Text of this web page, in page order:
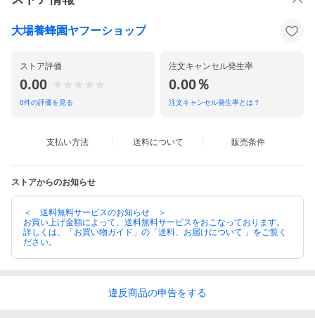
大場養蜂園ヤフーショップ
ストア評価
0.00
0件の評価を見る
注文キャンセル発生率
0.00％
注文キャンセル発生率とは？
支払い方法 送料について 販売条件
ストアからのお知らせ
＜ 送料無料サービスのお知らせ ＞
お買い上げ金額によって、送料無料サービスをおこなっております。
詳しくは、「お買い物ガイド」の「送料、お届けについて 」をご覧く
ださい。
違反商品の申告をする